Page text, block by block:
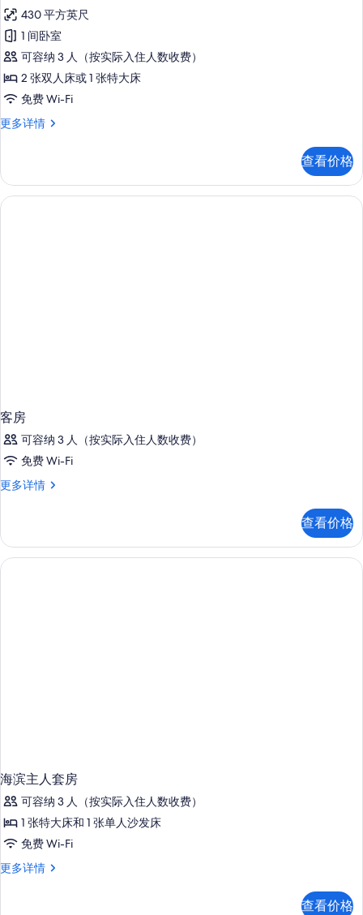
息
The
Reserve
Suite
Ocean
Front
的
所
片
430 平方英尺
1 间卧室
可容纳 3 人（按实际入住人数收费）
2 张双人床或 1 张特大床
免费 Wi-Fi
更多详情
The
Front
更
多
查看价格
客房
可容纳 3 人（按实际入住人数收费）
免费 Wi-Fi
更多详情
客
信
息
查看价格
海滨主人套房
可容纳 3 人（按实际入住人数收费）
1 张特大床和 1 张单人沙发床
免费 Wi-Fi
更多详情
海
查看价格